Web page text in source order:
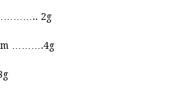
2g
……….4g